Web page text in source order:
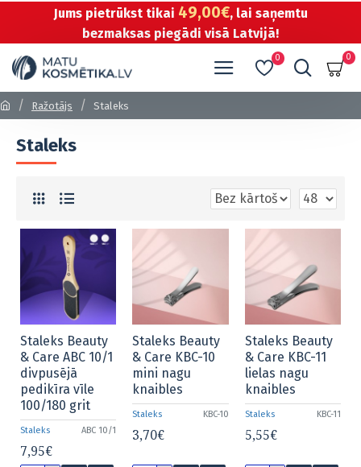
Jums pietrūkst tikai 49,00€, lai saņemtu
bezmaksas piegādi visā Latvijā!
0 0
Ražotājs Staleks
Staleks
Staleks ABC 10/1
Staleks Beauty
& Care ABC 10/1
divpusējā
pedikīra vīle
100/180 grit
7,95€
Staleks KBC-10
Staleks Beauty
& Care KBC-10
mini nagu
knaibles
3,70€
Staleks KBC-11
Staleks Beauty
& Care KBC-11
lielas nagu
knaibles
5,55€